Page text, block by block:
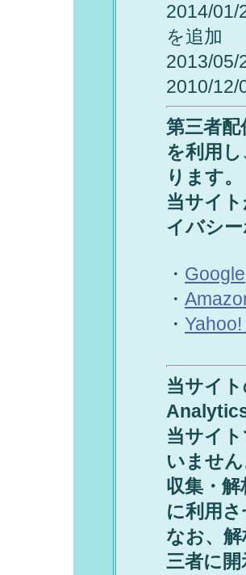
2014/
を追加
2013/
2010/
第三者
を利用
ります。
当サイト
イバシ
・ Google
・
・ Yahoo!
当サイ
当サイ
いません
収集・
に利用
なお、
三者に